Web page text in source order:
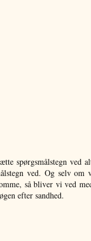
spørgsmålstegn ved
ved. Og selv
så bliver vi ved
efter sandhed.